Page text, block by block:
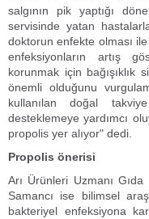
salgının pik yaptığı
servisinde yatan
doktorun enfekte olması
enfeksiyonların artış
korunmak için bağışıklık
önemli olduğunu
kullanılan doğal
desteklemeye yardımcı
propolis yer alıyor" dedi.
Propolis önerisi
Arı Ürünleri Uzmanı
Samancı ise bilimsel
bakteriyel enfeksiyona